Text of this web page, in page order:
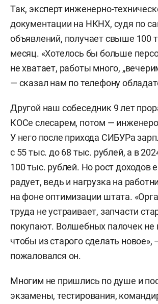
Так, эксперт инженерно-
документации на НКНХ, судя по
объявлений, получает свыше 100
месяц. «Хотелось бы больше
не хватает, работы много,
— сказал нам по телефону
Другой наш собеседник 9 лет
КОСе слесарем, потом —
У него после прихода СИБУРа
с 55 тыс. до 68 тыс. рублей, а в
100 тыс. рублей. Но рост доходов
радует, ведь и нагрузка на
на фоне оптимизации штата.
труда не устраивает, запчасти
покупают. Волшебных палочек
чтобы из старого сделать новое»,
пожаловался он.
Многим не пришлись по душе и
экзамены, тестирования,